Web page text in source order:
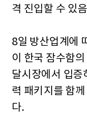
격 진입할 수 있
8일 방산업계에
이 한국 잠수함
달시장에서 입증
력 패키지를 함
다.